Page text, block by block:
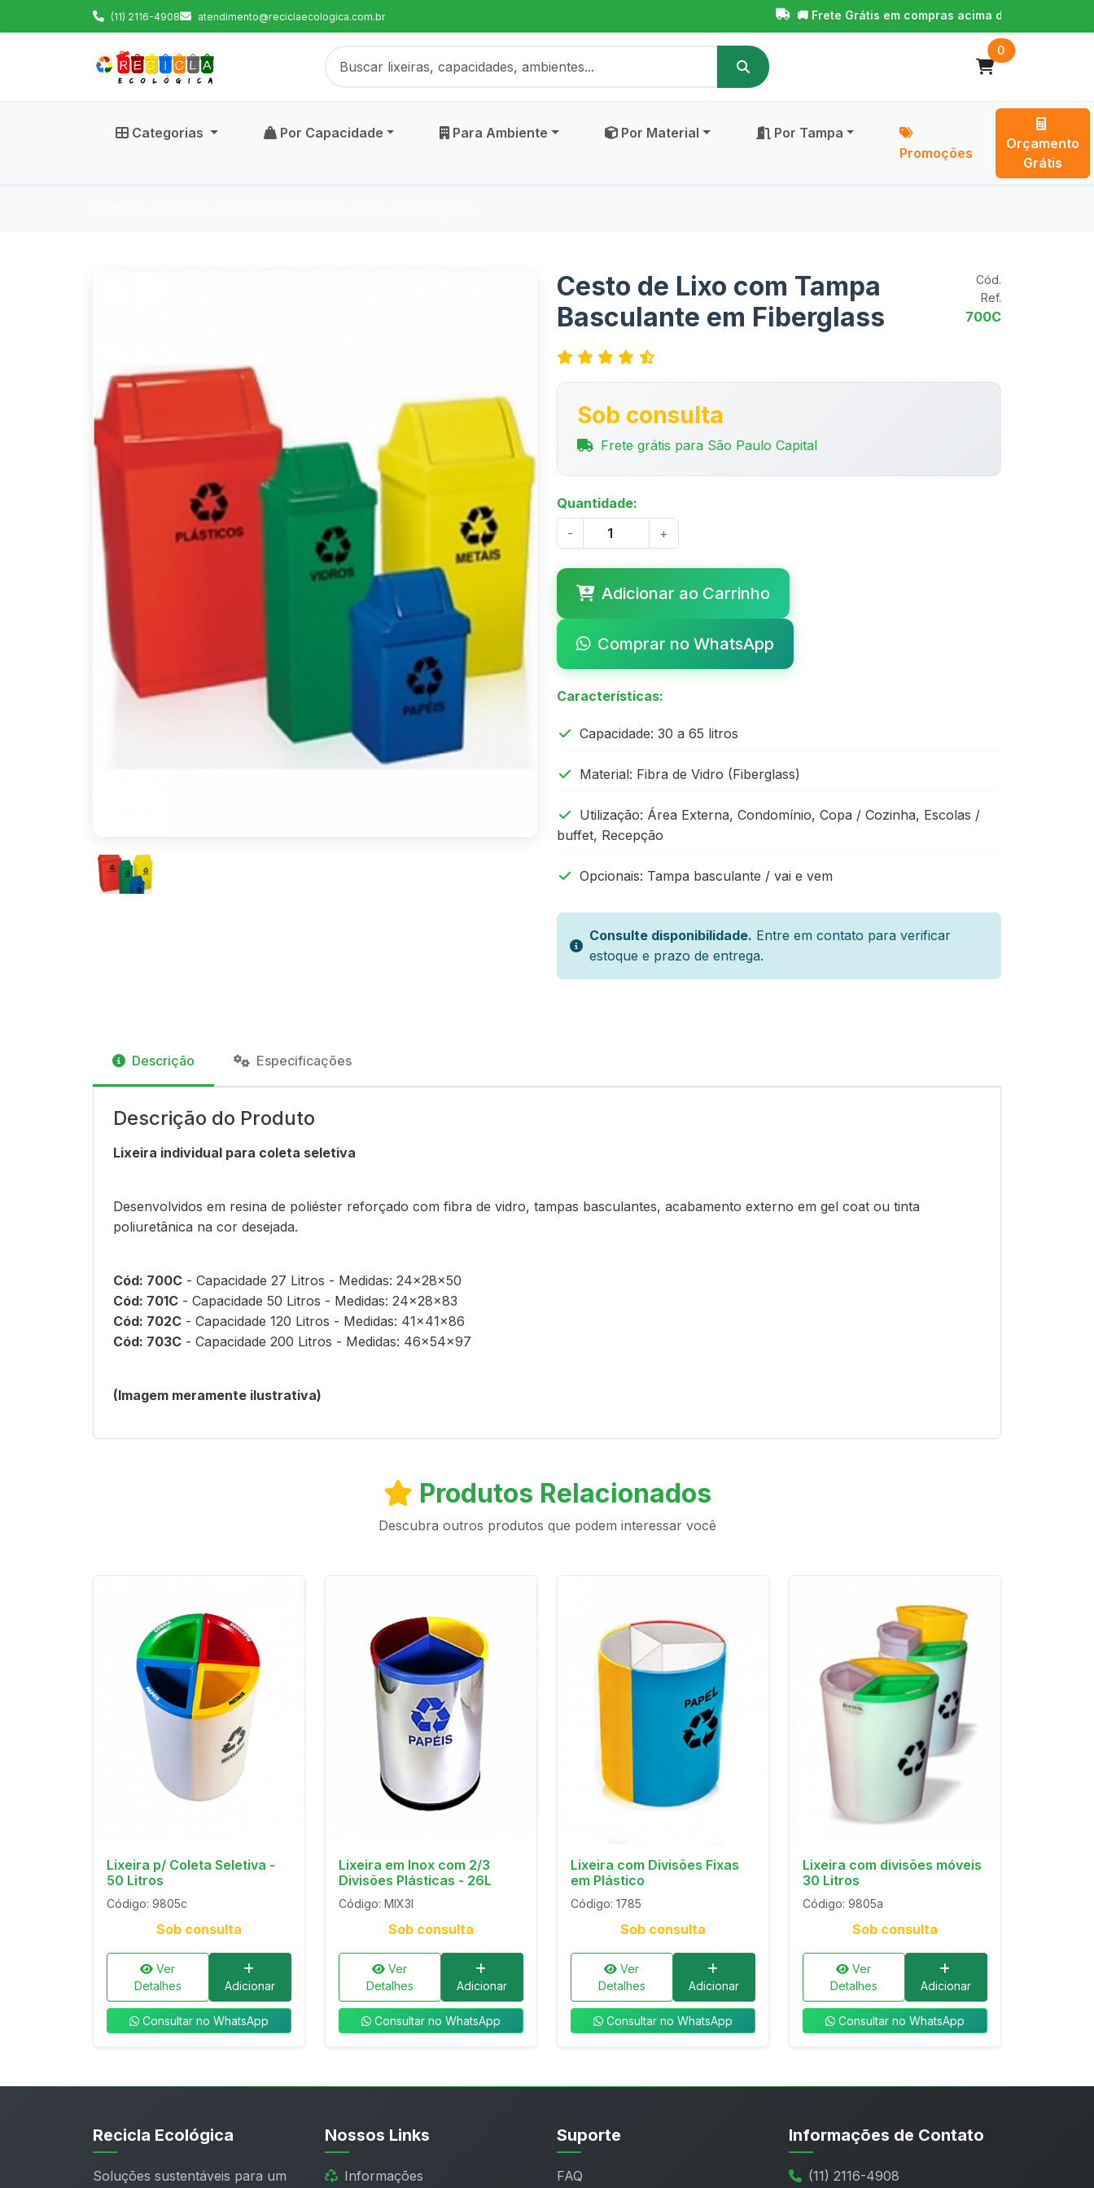
(11) 2116-4908 atendimento@reciclaecologica.com.br 🚚 Frete Grátis em compras acima de R$ 650,00!
0
Categorias Por Capacidade Para Ambiente Por Material
Por Tampa
Promoções
Orçamento
Grátis
Cesto de Lixo com Tampa
Basculante em Fiberglass
Cód.
Ref.
700C
Sob consulta
Frete grátis para São Paulo Capital
Quantidade:
-
+
Adicionar ao Carrinho
Comprar no WhatsApp
Características:
Capacidade: 30 a 65 litros
Material: Fibra de Vidro (Fiberglass)
Utilização: Área Externa, Condomínio, Copa / Cozinha, Escolas /
buffet, Recepção
Opcionais: Tampa basculante / vai e vem
Consulte disponibilidade. Entre em contato para verificar
estoque e prazo de entrega.
Descrição Especificações
Descrição do Produto
Lixeira individual para coleta seletiva
Desenvolvidos em resina de poliéster reforçado com fibra de vidro, tampas basculantes, acabamento externo em gel coat ou tinta
poliuretânica na cor desejada.
Cód: 700C - Capacidade 27 Litros - Medidas: 24x28x50
Cód: 701C - Capacidade 50 Litros - Medidas: 24x28x83
Cód: 702C - Capacidade 120 Litros - Medidas: 41x41x86
Cód: 703C - Capacidade 200 Litros - Medidas: 46x54x97
(Imagem meramente ilustrativa)
Produtos Relacionados
Descubra outros produtos que podem interessar você
Lixeira p/ Coleta Seletiva -
50 Litros
Código: 9805c
Sob consulta
Ver
Detalhes
Adicionar
Consultar no WhatsApp
Lixeira em Inox com 2/3
Divisões Plásticas - 26L
Código: MIX3I
Sob consulta
Ver
Detalhes
Adicionar
Consultar no WhatsApp
Lixeira com Divisões Fixas
em Plástico
Código: 1785
Sob consulta
Ver
Detalhes
Adicionar
Consultar no WhatsApp
Lixeira com divisões móveis
30 Litros
Código: 9805a
Sob consulta
Ver
Detalhes
Adicionar
Consultar no WhatsApp
Recicla Ecológica
Soluções sustentáveis para um
Nossos Links
Informações
Suporte
FAQ
Informações de Contato
(11) 2116-4908